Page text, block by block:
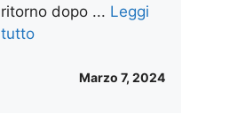
ritorno dopo ... Leggi
tutto
Marzo 7, 2024